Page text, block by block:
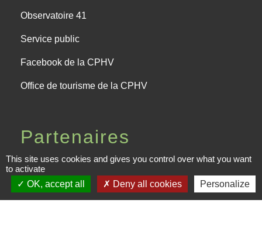
Observatoire 41
Service public
Facebook de la CPHV
Office de tourisme de la CPHV
Partenaires
Departement Loir-et-Cher
Région Centre-Val de Loire
This site uses cookies and gives you control over what you want
to activate
OK, accept all
Deny all cookies Personalize